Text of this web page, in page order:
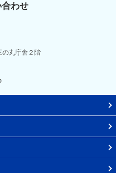
合わせ
の丸庁舎２階